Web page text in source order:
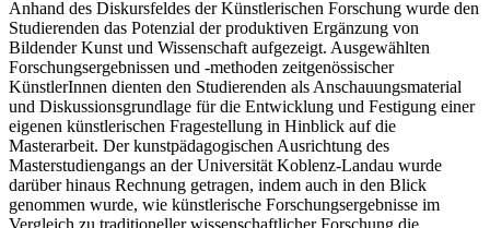
Anhand des Diskursfeldes der Künstlerischen Forschung wurde den
Studierenden das Potenzial der produktiven Ergänzung von
Bildender Kunst und Wissenschaft aufgezeigt. Ausgewählten
Forschungsergebnissen und -methoden zeitgenössischer
KünstlerInnen dienten den Studierenden als Anschauungsmaterial
und Diskussionsgrundlage für die Entwicklung und Festigung einer
eigenen künstlerischen Fragestellung in Hinblick auf die
Masterarbeit. Der kunstpädagogischen Ausrichtung des
Masterstudiengangs an der Universität Koblenz-Landau wurde
darüber hinaus Rechnung getragen, indem auch in den Blick
genommen wurde, wie künstlerische Forschungsergebnisse im